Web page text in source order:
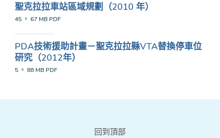
聖克拉拉車站區域規劃（2010 年）
45 。 67 MB PDF
PDA技術援助計畫－聖克拉拉縣VTA替換停車位
研究（2012年）
5 。 88 MB PDF
回到頂部